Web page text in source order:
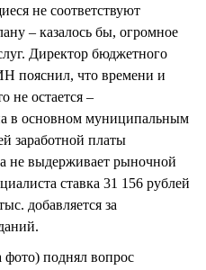
не соответствуют
– казалось бы, огромное
Директор бюджетного
пояснил, что времени и
не остается –
в основном муниципальным
заработной платы
не выдерживает рыночной
ставка 31 156 рублей
добавляется за
поднял вопрос